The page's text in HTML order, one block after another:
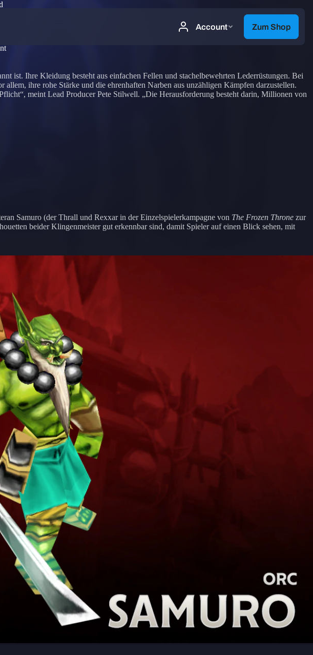
ist. Ihre Kleidung besteht aus einfachen Fellen und stachelbewehrten Lederrüstungen. Bei
allem, ihre rohe Stärke und die ehrenhaften Narben aus unzähligen Kämpfen darzustellen.
meint Lead Producer Pete Stilwell. „Die Herausforderung besteht darin, Millionen von
Samuro (der Thrall und Rexxar in der Einzelspielerkampagne von The Frozen Throne zur
beider Klingenmeister gut erkennbar sind, damit Spieler auf einen Blick sehen, mit